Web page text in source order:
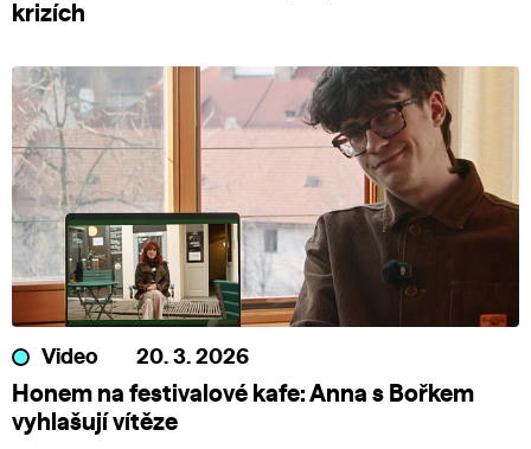
krizích
Video 20. 3. 2026
Honem na festivalové kafe: Anna s Bořkem
vyhlašují vítěze